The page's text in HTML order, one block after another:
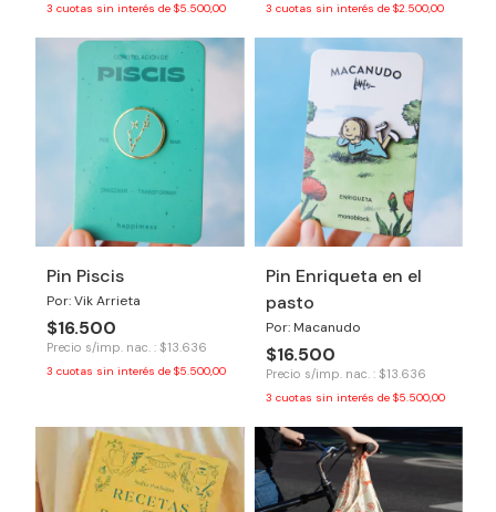
3 cuotas sin interés de $5.500,00 3 cuotas sin interés de $2.500,00
Pin Piscis
Por: Vik Arrieta
$16.500
Precio s/imp. nac. : $13.636
3 cuotas sin interés de $5.500,00
Pin Enriqueta en el
pasto
Por: Macanudo
$16.500
Precio s/imp. nac. : $13.636
3 cuotas sin interés de $5.500,00